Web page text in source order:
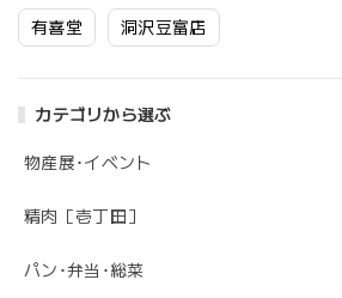
有喜堂 洞沢豆富店
カテゴリから選ぶ
物産展･イベント
精肉［壱丁田］
パン･弁当･総菜